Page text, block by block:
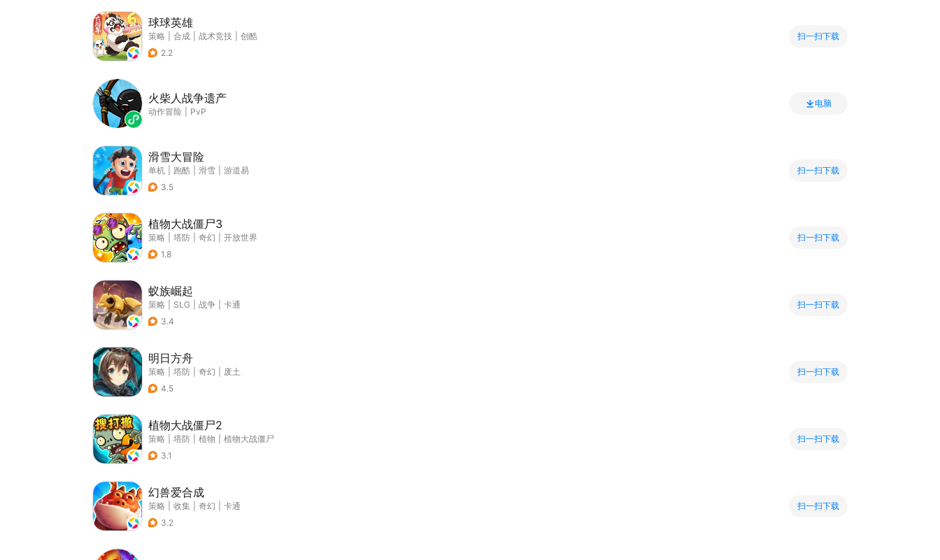
球球英雄
策略 合成 战术竞技
创酷
2.2
扫一扫下载
火柴人战争遗产
动作冒险 PvP
电脑
滑雪大冒险
单机 跑酷 滑雪
游道易
3.5
扫一扫下载
植物大战僵尸3
策略 塔防 奇幻
开放世界
1.8
扫一扫下载
蚁族崛起
策略 SLG 战争
卡通
3.4
扫一扫下载
明日方舟
策略 塔防 奇幻
废土
4.5
扫一扫下载
植物大战僵尸2
策略 塔防 植物
植物大战僵尸
3.1
扫一扫下载
幻兽爱合成
策略 收集 奇幻
卡通
3.2
扫一扫下载